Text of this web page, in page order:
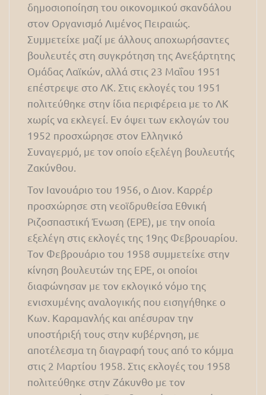
δημοσιοποίηση του οικονομικού σκανδάλου
στον Οργανισμό Λιμένος Πειραιώς.
Συμμετείχε μαζί με άλλους αποχωρήσαντες
βουλευτές στη συγκρότηση της Ανεξάρτητης
Ομάδας Λαϊκών, αλλά στις 23 Μαΐου 1951
επέστρεψε στο ΛΚ. Στις εκλογές του 1951
πολιτεύθηκε στην ίδια περιφέρεια με το ΛΚ
χωρίς να εκλεγεί. Εν όψει των εκλογών του
1952 προσχώρησε στον Ελληνικό
Συναγερμό, με τον οποίο εξελέγη βουλευτής
Ζακύνθου.
Τον Ιανουάριο του 1956, ο Διον. Καρρέρ
προσχώρησε στη νεοϊδρυθείσα Εθνική
Ριζοσπαστική Ένωση (ΕΡΕ), με την οποία
εξελέγη στις εκλογές της 19ης Φεβρουαρίου.
Τον Φεβρουάριο του 1958 συμμετείχε στην
κίνηση βουλευτών της ΕΡΕ, οι οποίοι
διαφώνησαν με τον εκλογικό νόμο της
ενισχυμένης αναλογικής που εισηγήθηκε o
Κων. Καραμανλής και απέσυραν την
υποστήριξή τους στην κυβέρνηση, με
αποτέλεσμα τη διαγραφή τους από το κόμμα
στις 2 Μαρτίου 1958. Στις εκλογές του 1958
πολιτεύθηκε στην Ζάκυνθο με τον